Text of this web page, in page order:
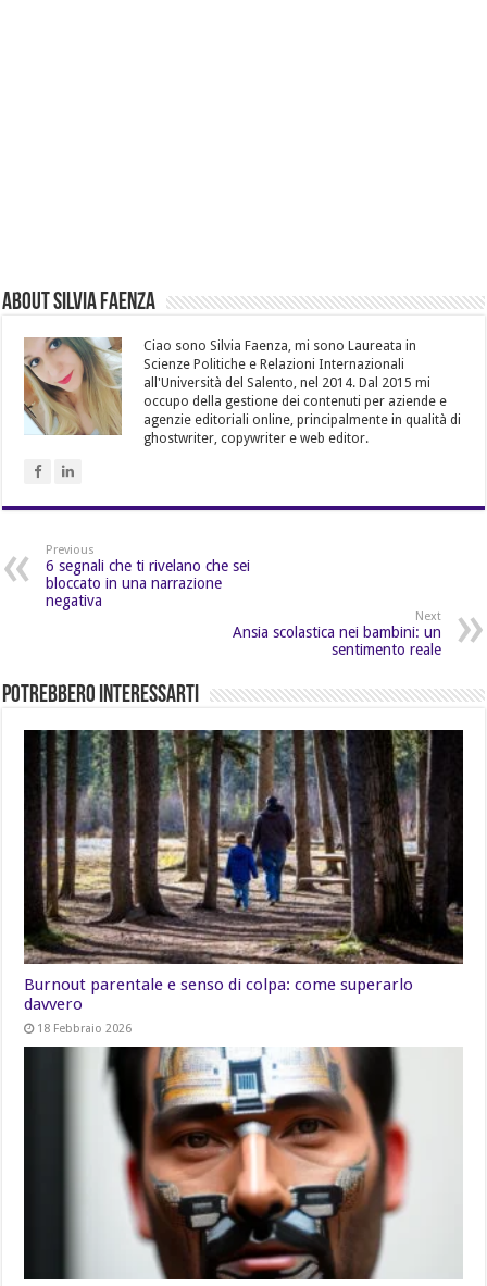
About Silvia Faenza
Ciao sono Silvia Faenza, mi sono Laureata in
Scienze Politiche e Relazioni Internazionali
all'Università del Salento, nel 2014. Dal 2015 mi
occupo della gestione dei contenuti per aziende e
agenzie editoriali online, principalmente in qualità di
ghostwriter, copywriter e web editor.
Previous
6 segnali che ti rivelano che sei
bloccato in una narrazione
negativa
Next
Ansia scolastica nei bambini: un
sentimento reale
Potrebbero Interessarti
Burnout parentale e senso di colpa: come superarlo
davvero
18 Febbraio 2026